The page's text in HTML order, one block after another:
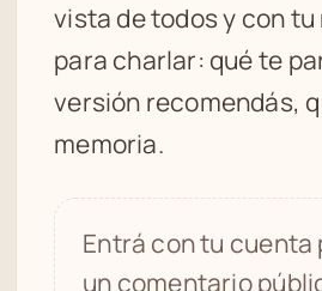
vista de todos y con tu
para charlar: qué te
versión recomendás,
memoria.
Entrá con tu cuenta
un comentario